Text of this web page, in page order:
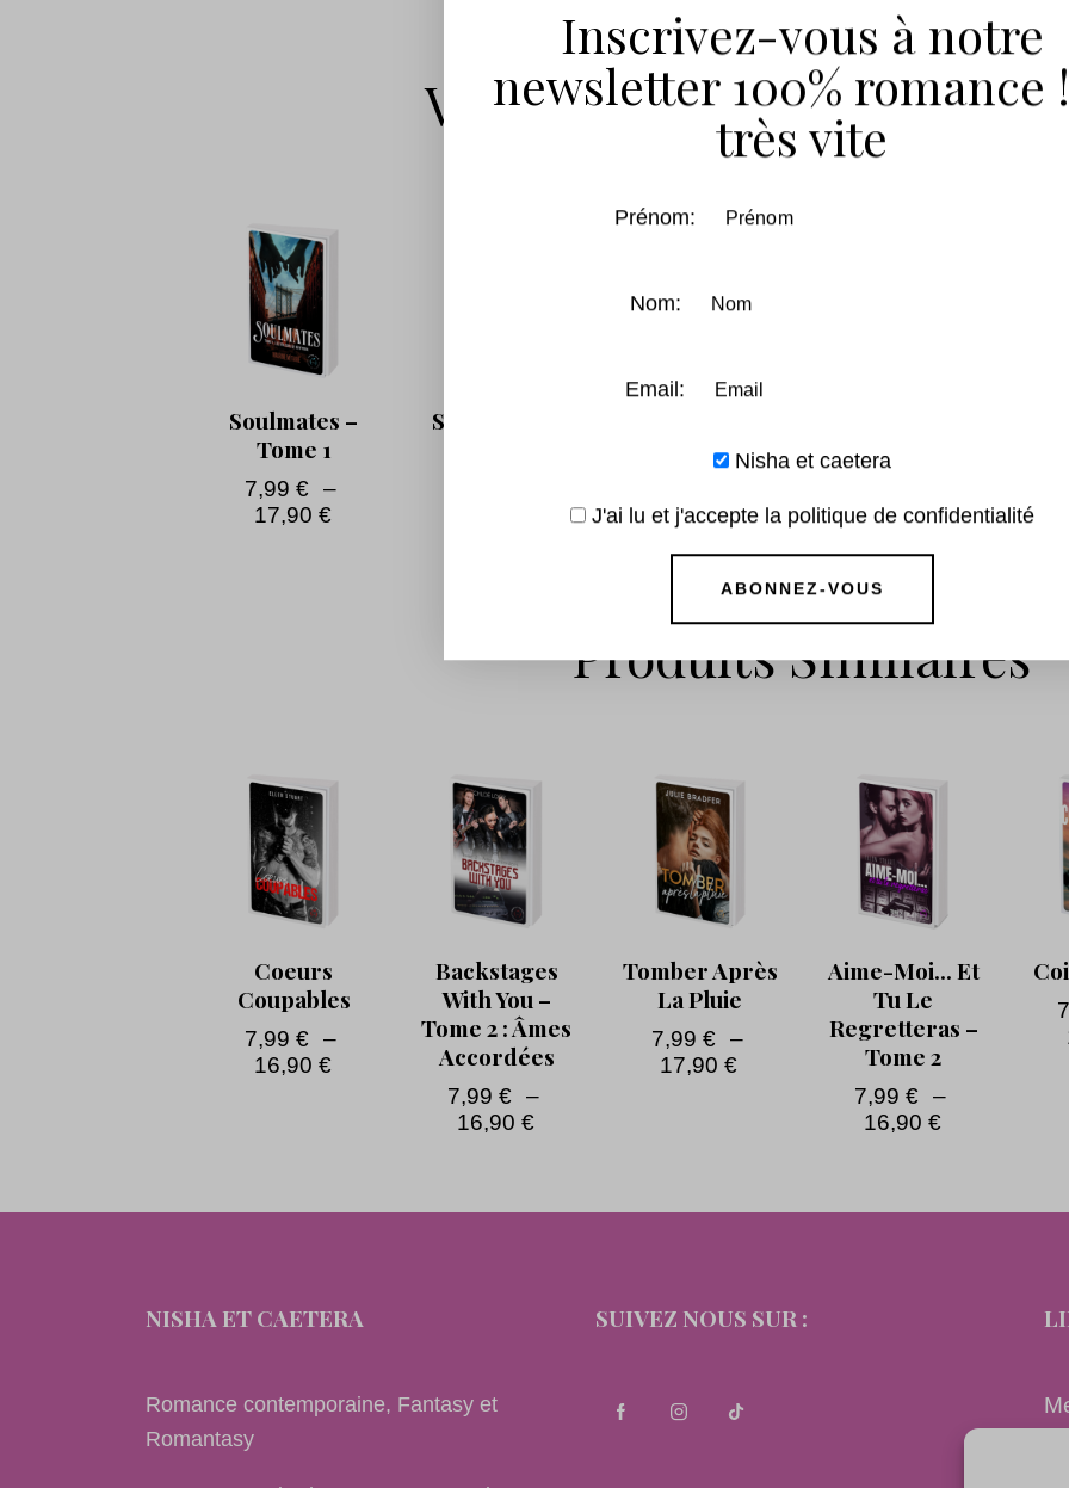
Vous Aimerez Peut-Être
Soulmates –
Tome 1
7,99€
–
17,90 €
Soulmates –
Produits Similaires
Coeurs
Coupables
7,99€
–
16,90 €
Backstages
With You –
Tome 2 : Âmes
Accordées
7,99€
–
16,90 €
Tomber Après
La Pluie
7,99 €
–
17,90€
Aime-Moi… Et
Tu Le
Regretteras –
Tome 2
7,99€
–
16,90 €
NISHA ET CAETERA
Romance contemporaine, Fantasy et
Romantasy
SUIVEZ NOUS SUR :
Inscrivez-vous à notre
newsletter 100% romance
très vite
Prénom:
Nom:
Email:
Nisha et caetera
J'ai lu et j'accepte la politique de confidentialité